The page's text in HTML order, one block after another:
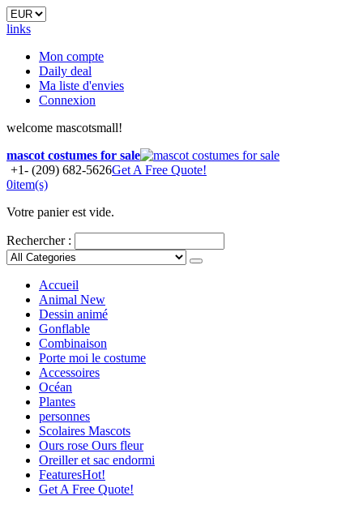
links
Mon compte
Daily deal
Ma liste d'envies
Connexion
welcome mascotsmall!
mascot costumes for sale
+1- (209) 682-5626Get A Free Quote!
0item(s)
Votre panier est vide.
Rechercher :
Accueil
Animal New
Dessin animé
Gonflable
Combinaison
Porte moi le costume
Accessoires
Océan
Plantes
personnes
Scolaires Mascots
Ours rose Ours fleur
Oreiller et sac endormi
FeaturesHot!
Get A Free Quote!